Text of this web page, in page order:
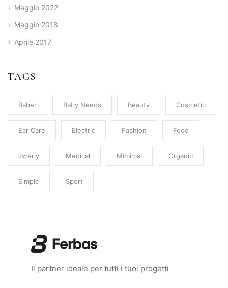
Maggio 2022
Maggio 2018
Aprile 2017
TAGS
Baber Baby Needs Beauty Cosmetic
Ear Care Electric Fashion Food
Jwerly Medical Mimimal Organic
Simple Sport
Il partner ideale per tutti i tuoi progetti